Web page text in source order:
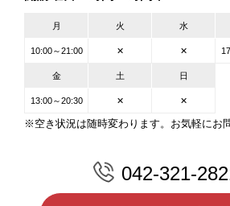
月 火 水
10:00～21:00 ✕ ✕
金 土 日
13:00～20:30 ✕ ✕
※空き状況は随時変わります。お気軽にお
042-321-